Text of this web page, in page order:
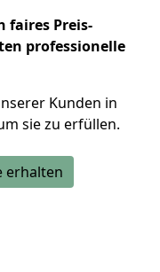
faires Preis-
professionelle
Kunden in
sie zu erfüllen.
erhalten